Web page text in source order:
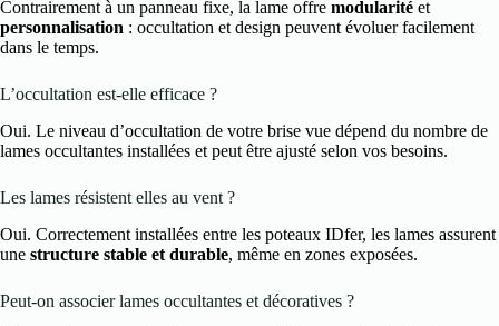
Contrairement à un panneau fixe, la lame offre modularité et
personnalisation : occultation et design peuvent évoluer facilement
dans le temps.
L’occultation est-elle efficace ?
Oui. Le niveau d’occultation de votre brise vue dépend du nombre de
lames occultantes installées et peut être ajusté selon vos besoins.
Les lames résistent elles au vent ?
Oui. Correctement installées entre les poteaux IDfer, les lames assurent
une structure stable et durable, même en zones exposées.
Peut-on associer lames occultantes et décoratives ?